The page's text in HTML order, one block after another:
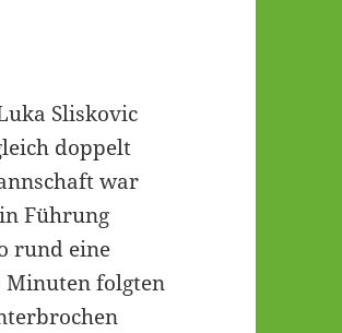
Sliskovic
doppelt
war
Führung
rund eine
Minuten folgten